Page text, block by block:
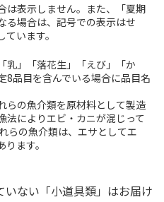
は表示しません。また、「夏期
る場合は、記号での表示はせ
います。
乳」「落花生」「えび」「か
8品目を含んでいる場合に品目名
の魚介類を原材料として製造
法によりエビ・カニが混じって
らの魚介類は、エサとしてエ
ます。
ない「小道具類」はお届け